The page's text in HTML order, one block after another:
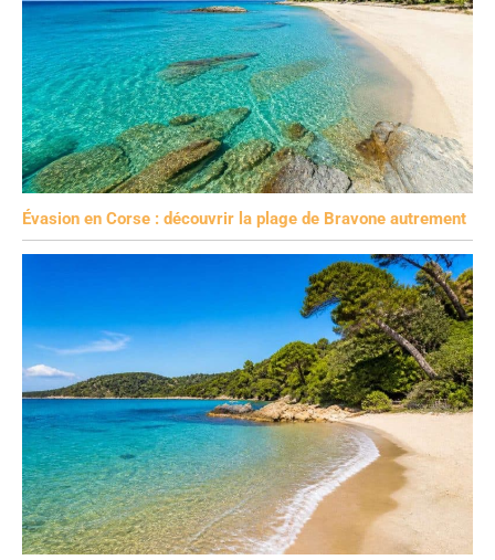
Évasion en Corse : découvrir la plage de Bravone autrement